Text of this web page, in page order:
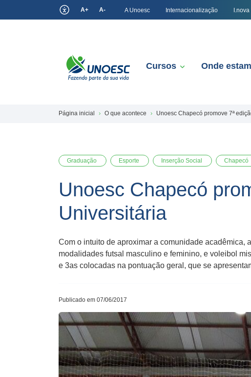
A+ A- A Unoesc Internacionalização I.nova
Cursos Onde
Página inicial O que acontece Unoesc Chapecó promove 7ª
Graduação Esporte Inserção Social Chapecó
Unoesc Chapecó
Universitária
Com o intuito de aproximar a comunidade acadêmica,
modalidades futsal masculino e feminino, e voleibol
e 3as colocadas na pontuação geral, que se
Publicado em 07/06/2017